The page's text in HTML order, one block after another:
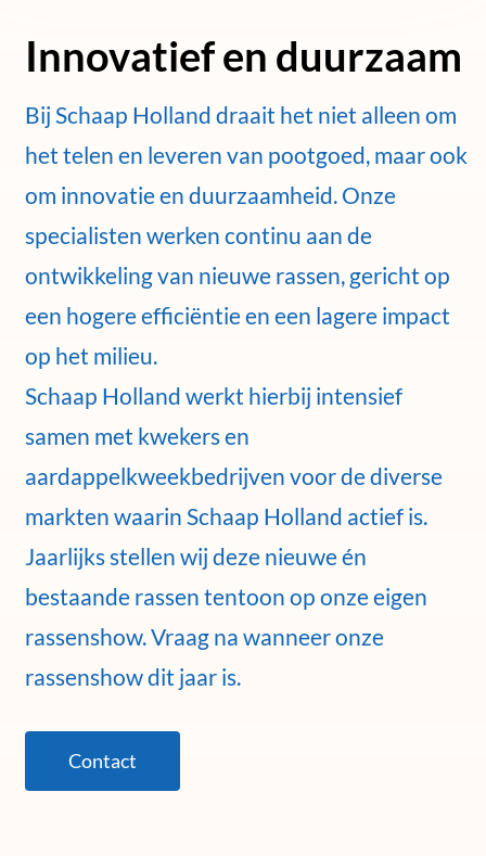
Innovatief en duurzaam
Bij Schaap Holland draait het niet alleen om
het telen en leveren van pootgoed, maar ook
om innovatie en duurzaamheid. Onze
specialisten werken continu aan de
ontwikkeling van nieuwe rassen, gericht op
een hogere efficiëntie en een lagere impact
op het milieu.
Schaap Holland werkt hierbij intensief
samen met kwekers en
aardappelkweekbedrijven voor de diverse
markten waarin Schaap Holland actief is.
Jaarlijks stellen wij deze nieuwe én
bestaande rassen tentoon op onze eigen
rassenshow. Vraag na wanneer onze
rassenshow dit jaar is.
Contact